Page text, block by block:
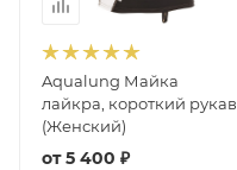
Aqualung Майка
лайкра, короткий рукав
(Женский)
от5 400 ₽